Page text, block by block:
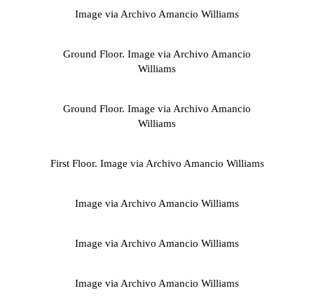
Image via Archivo Amancio Williams
Ground Floor. Image via Archivo Amancio
Williams
Ground Floor. Image via Archivo Amancio
Williams
First Floor. Image via Archivo Amancio Williams
Image via Archivo Amancio Williams
Image via Archivo Amancio Williams
Image via Archivo Amancio Williams